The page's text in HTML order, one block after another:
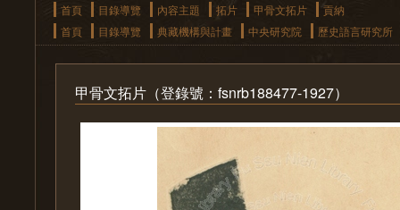
首頁
目錄導覽 內容主題 拓片 甲骨文拓片
貢納
首頁
目錄導覽 典藏機構與計畫 中央研究院 歷史語言研究所
甲骨文拓片（登錄號：fsnrb188477-1927）